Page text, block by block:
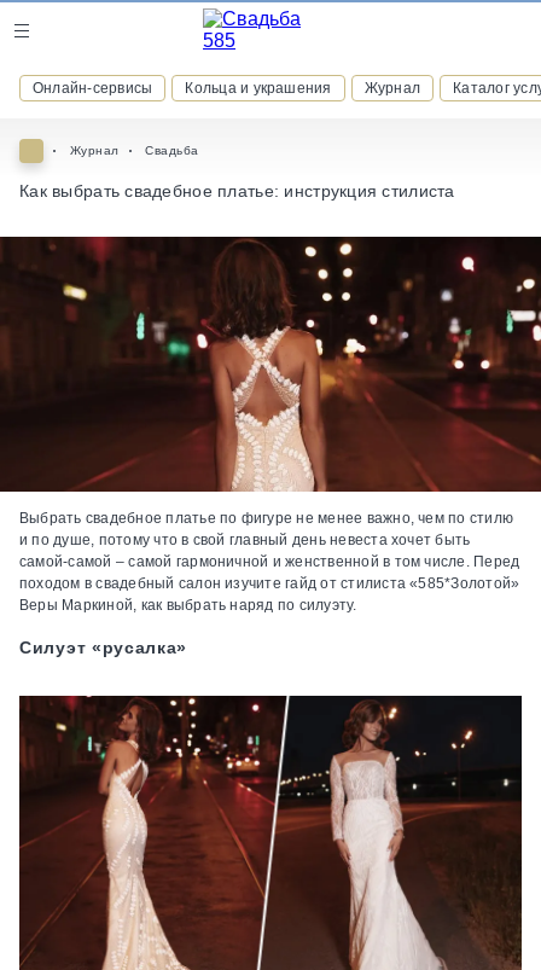
Онлайн-сервисы Кольца и украшения Журнал Каталог
ВСТУПАЙТЕ В КЛУБ ПРИВИЛЕГИЙ
присоединяйтесь к закрытому сообществу и получайте
скидки и бонусы за участие
РЕГИСТРАЦИЯ
Журнал Свадьба
Как выбрать свадебное платье: инструкция стилиста
Выбрать свадебное платье по фигуре не менее важно, чем по стилю
и по душе, потому что в свой главный день невеста хочет быть
самой-самой – самой гармоничной и женственной в том числе. Перед
походом в свадебный салон изучите гайд от стилиста «585*Золотой»
Веры Маркиной, как выбрать наряд по силуэту.
Силуэт «русалка»